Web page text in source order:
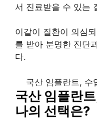
서 진료받을 수 있는
이같이 질환이 의심
를 받아 분명한 진단
다.
국산 임플란트, 수
국산 임플란
나의 선택은?